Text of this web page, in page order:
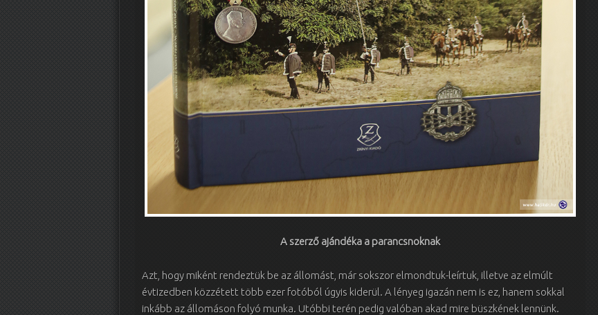
A szerző ajándéka a parancsnoknak
Azt, hogy miként rendeztük be az állomást, már sokszor elmondtuk-leírtuk, illetve az elmúlt
évtizedben közzétett több ezer fotóból úgyis kiderül. A lényeg igazán nem is ez, hanem sokkal
inkább az állomáson folyó munka. Utóbbi terén pedig valóban akad mire büszkének lennünk.